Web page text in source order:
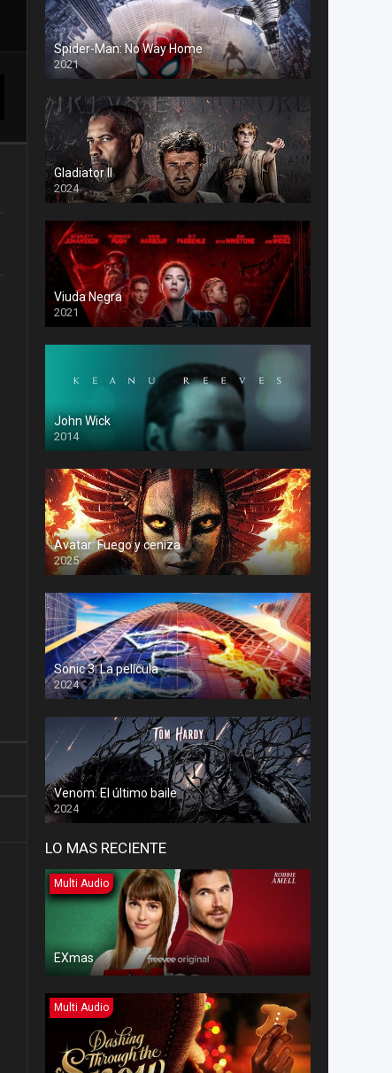
Spider-Man: No Way Home
2021
Gladiator II
2024
Viuda Negra
2021
John Wick
2014
Avatar: Fuego y ceniza
2025
Sonic 3: La película
2024
Venom: El último baile
2024
LO MAS RECIENTE
Multi Audio
EXmas
Multi Audio